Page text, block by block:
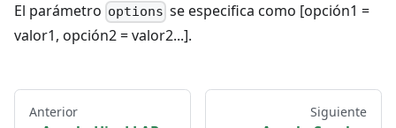
El parámetro options se especifica como [opción1 =
valor1, opción2 = valor2...].
Anterior Siguiente